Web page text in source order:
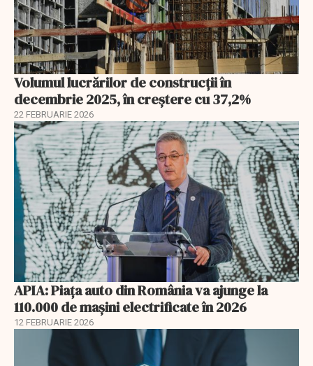
Volumul lucrărilor de construcții în
decembrie 2025, în creștere cu 37,2%
22 FEBRUARIE 2026
APIA: Piața auto din România va ajunge la
110.000 de mașini electrificate în 2026
12 FEBRUARIE 2026
EXCLUSIV